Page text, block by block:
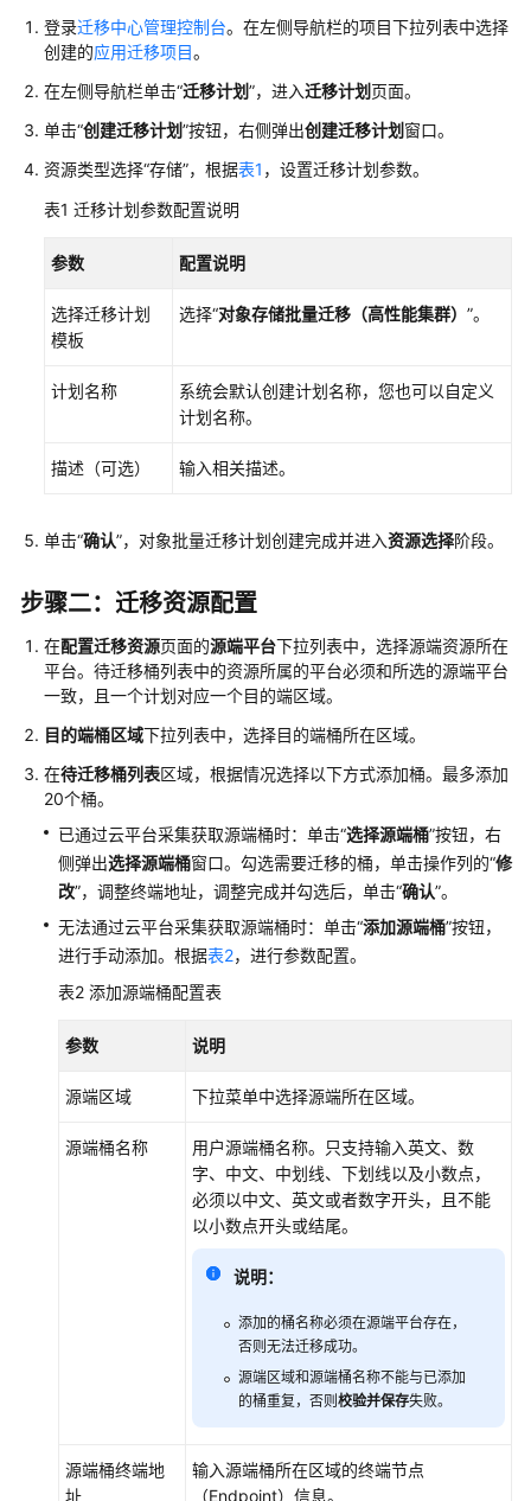
迁
移
程
移
旅
析
源
源
单
云
评
估
主
机
迁
移
储
移
工
具
管
登录迁移中心管理控制台。在左侧导航栏的项目下拉列表中选择
创建的应用迁移项目。
在左侧导航栏单击“迁移计划”，进入迁移计划 页面。
单击“创建迁移计划”按钮，右侧弹出创建迁移计划 窗口。
资源类型选择“存储”，根据表1 ，设置迁移计划参数。
表1 迁移计划参数配置说明
参数 配置说明
选择迁移计划
模板
选择“对象存储批量迁移 （高性能集群） ”。
计划名称
系统会默认创建计划名称，您也可以自定义
计划名称。
描述（可选） 输入相关描述。
单击“确认”，对象批量迁移计划创建完成并进入资源选择阶段。
步骤二：迁移资源配置
在配置迁移资源页面的源端平台下拉列表中，选择源端资源所在
平台。待迁移桶列表中的资源所属的平台必须和所选的源端平台
一致，且一个计划对应一个目的端区域。
目的端桶区域下拉列表中，选择目的端桶所在区域。
在待迁移桶列表区域，根据情况选择以下方式添加桶。最多添加
20个桶。
已通过云平台采集获取源端桶时：单击“选择源端桶”按钮，右
侧弹出选择源端桶窗口。勾选需要迁移的桶，单击操作列的“修
改”，调整终端地址，调整完成并勾选后，单击“确认”。
无法通过云平台采集获取源端桶时：单击“添加源端桶”按钮，
进行手动添加。根据表2，进行参数配置。
表2 添加源端桶配置表
参数 说明
源端区域 下拉菜单中选择源端所在区域。
源端桶名称
用户源端桶名称。只支持输入英文、数
字、中文、中划线、下划线以及小数点，
必须以中文、英文或者数字开头，且不能
以小数点开头或结尾。
说明：
添加的桶名称必须在源端平台存在，
否则无法迁移成功。
源端区域和源端桶名称不能与已添加
的桶重复，否则 校验并保存失败。
源端桶终端地
址
输入源端桶所在区域的终端节点
（Endpoint）信息。